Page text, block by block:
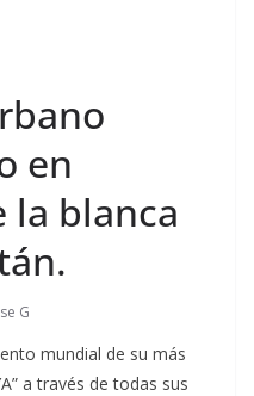
en
la blanca
G
mundial de su más
a través de todas sus